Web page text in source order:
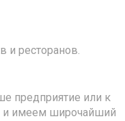
и ресторанов.
предприятие или к
и имеем широчайший